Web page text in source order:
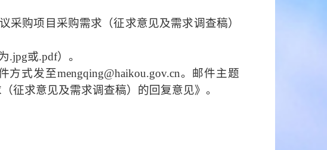
采购项目采购需求（征求意见及需求调查稿）
.jpg或.pdf）。
方式发至mengqing@haikou.gov.cn。邮件主题
征求意见及需求调查稿）的回复意见》。